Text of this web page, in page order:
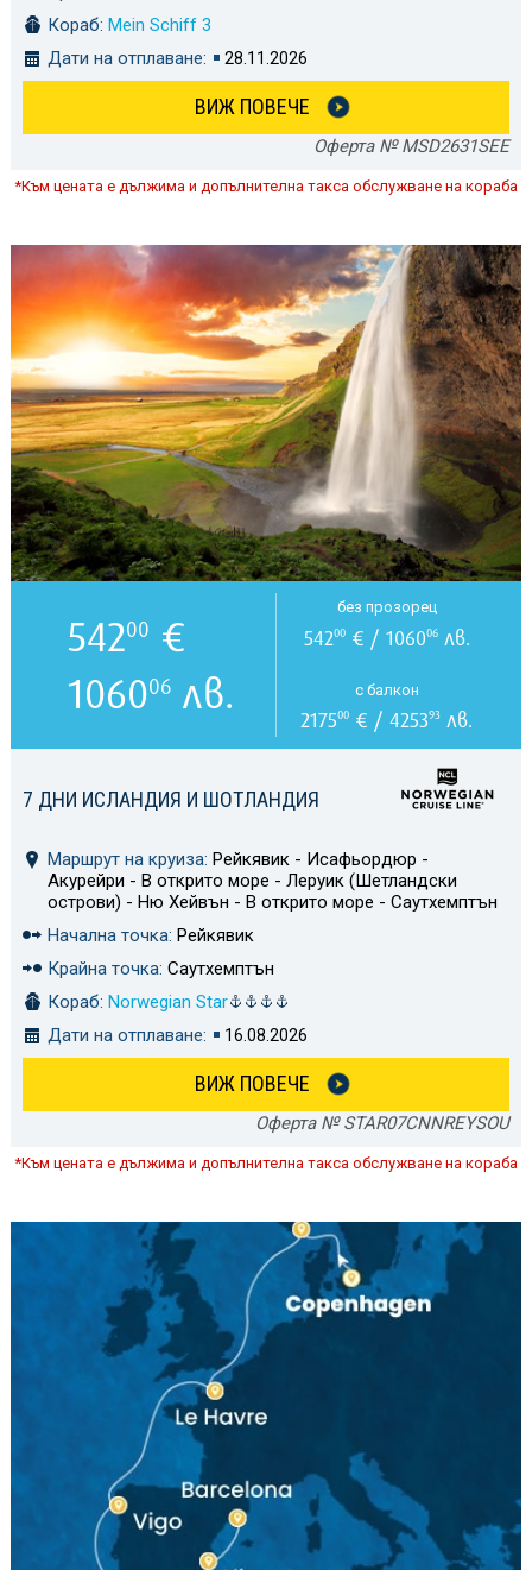
Кораб: Mein Schiff 3
Дати на отплаване:
28.11.2026
ВИЖ ПОВЕЧЕ
Оферта № MSD2631SEE
*Към цената е дължима и допълнителна такса обслужване на кораба
7 ДНИ ИСЛАНДИЯ И ШОТЛАНДИЯ
Маршрут на круиза: Рейкявик - Исафьордюр -
Акурейри - В открито море - Леруик (Шетландски
острови) - Ню Хейвън - В открито море - Саутхемптън
Начална точка: Рейкявик
Крайна точка: Саутхемптън
Кораб: Norwegian Star
Дати на отплаване:
16.08.2026
ВИЖ ПОВЕЧЕ
Оферта № STAR07CNNREYSOU
54200 €
106006 лв.
без прозорец
54200€ / 106006лв.
с балкон
217500 € / 425393 лв.
*Към цената е дължима и допълнителна такса обслужване на кораба